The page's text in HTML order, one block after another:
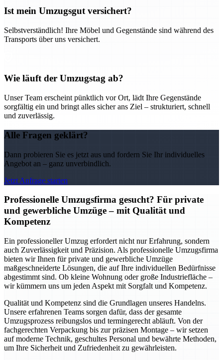
Ist mein Umzugsgut versichert?
Selbstverständlich! Ihre Möbel und Gegenstände sind während des
Transports über uns versichert.
Wie läuft der Umzugstag ab?
Unser Team erscheint pünktlich vor Ort, lädt Ihre Gegenstände
sorgfältig ein und bringt alles sicher ans Ziel – strukturiert, schnell
und zuverlässig.
Alle Fragen geklärt?
Dann probieren Sie es jetzt aus und fordern Sie Ihr individuelles
Angebot an – ganz unverbindlich.
Jetzt Anfrage starten
Professionelle Umzugsfirma gesucht? Für private
und gewerbliche Umzüge – mit Qualität und
Kompetenz
Ein professioneller Umzug erfordert nicht nur Erfahrung, sondern
auch Zuverlässigkeit und Präzision. Als professionelle Umzugsfirma
bieten wir Ihnen für private und gewerbliche Umzüge
maßgeschneiderte Lösungen, die auf Ihre individuellen Bedürfnisse
abgestimmt sind. Ob kleine Wohnung oder große Industriefläche –
wir kümmern uns um jeden Aspekt mit Sorgfalt und Kompetenz.
Qualität und Kompetenz sind die Grundlagen unseres Handelns.
Unsere erfahrenen Teams sorgen dafür, dass der gesamte
Umzugsprozess reibungslos und termingerecht abläuft. Von der
fachgerechten Verpackung bis zur präzisen Montage – wir setzen
auf moderne Technik, geschultes Personal und bewährte Methoden,
um Ihre Sicherheit und Zufriedenheit zu gewährleisten.